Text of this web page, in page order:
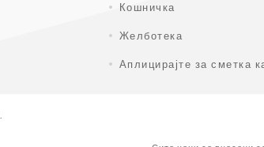
Кошничка
Желботека
Аплицирајте за сметка